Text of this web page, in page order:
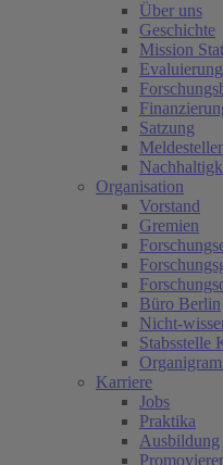
Über uns
Geschichte
Mission
Satzung
Organisation
Vorstand
Gremien
Büro Berlin
Nicht-
Stabsstelle
Karriere
Jobs
Praktika
Ausbildung